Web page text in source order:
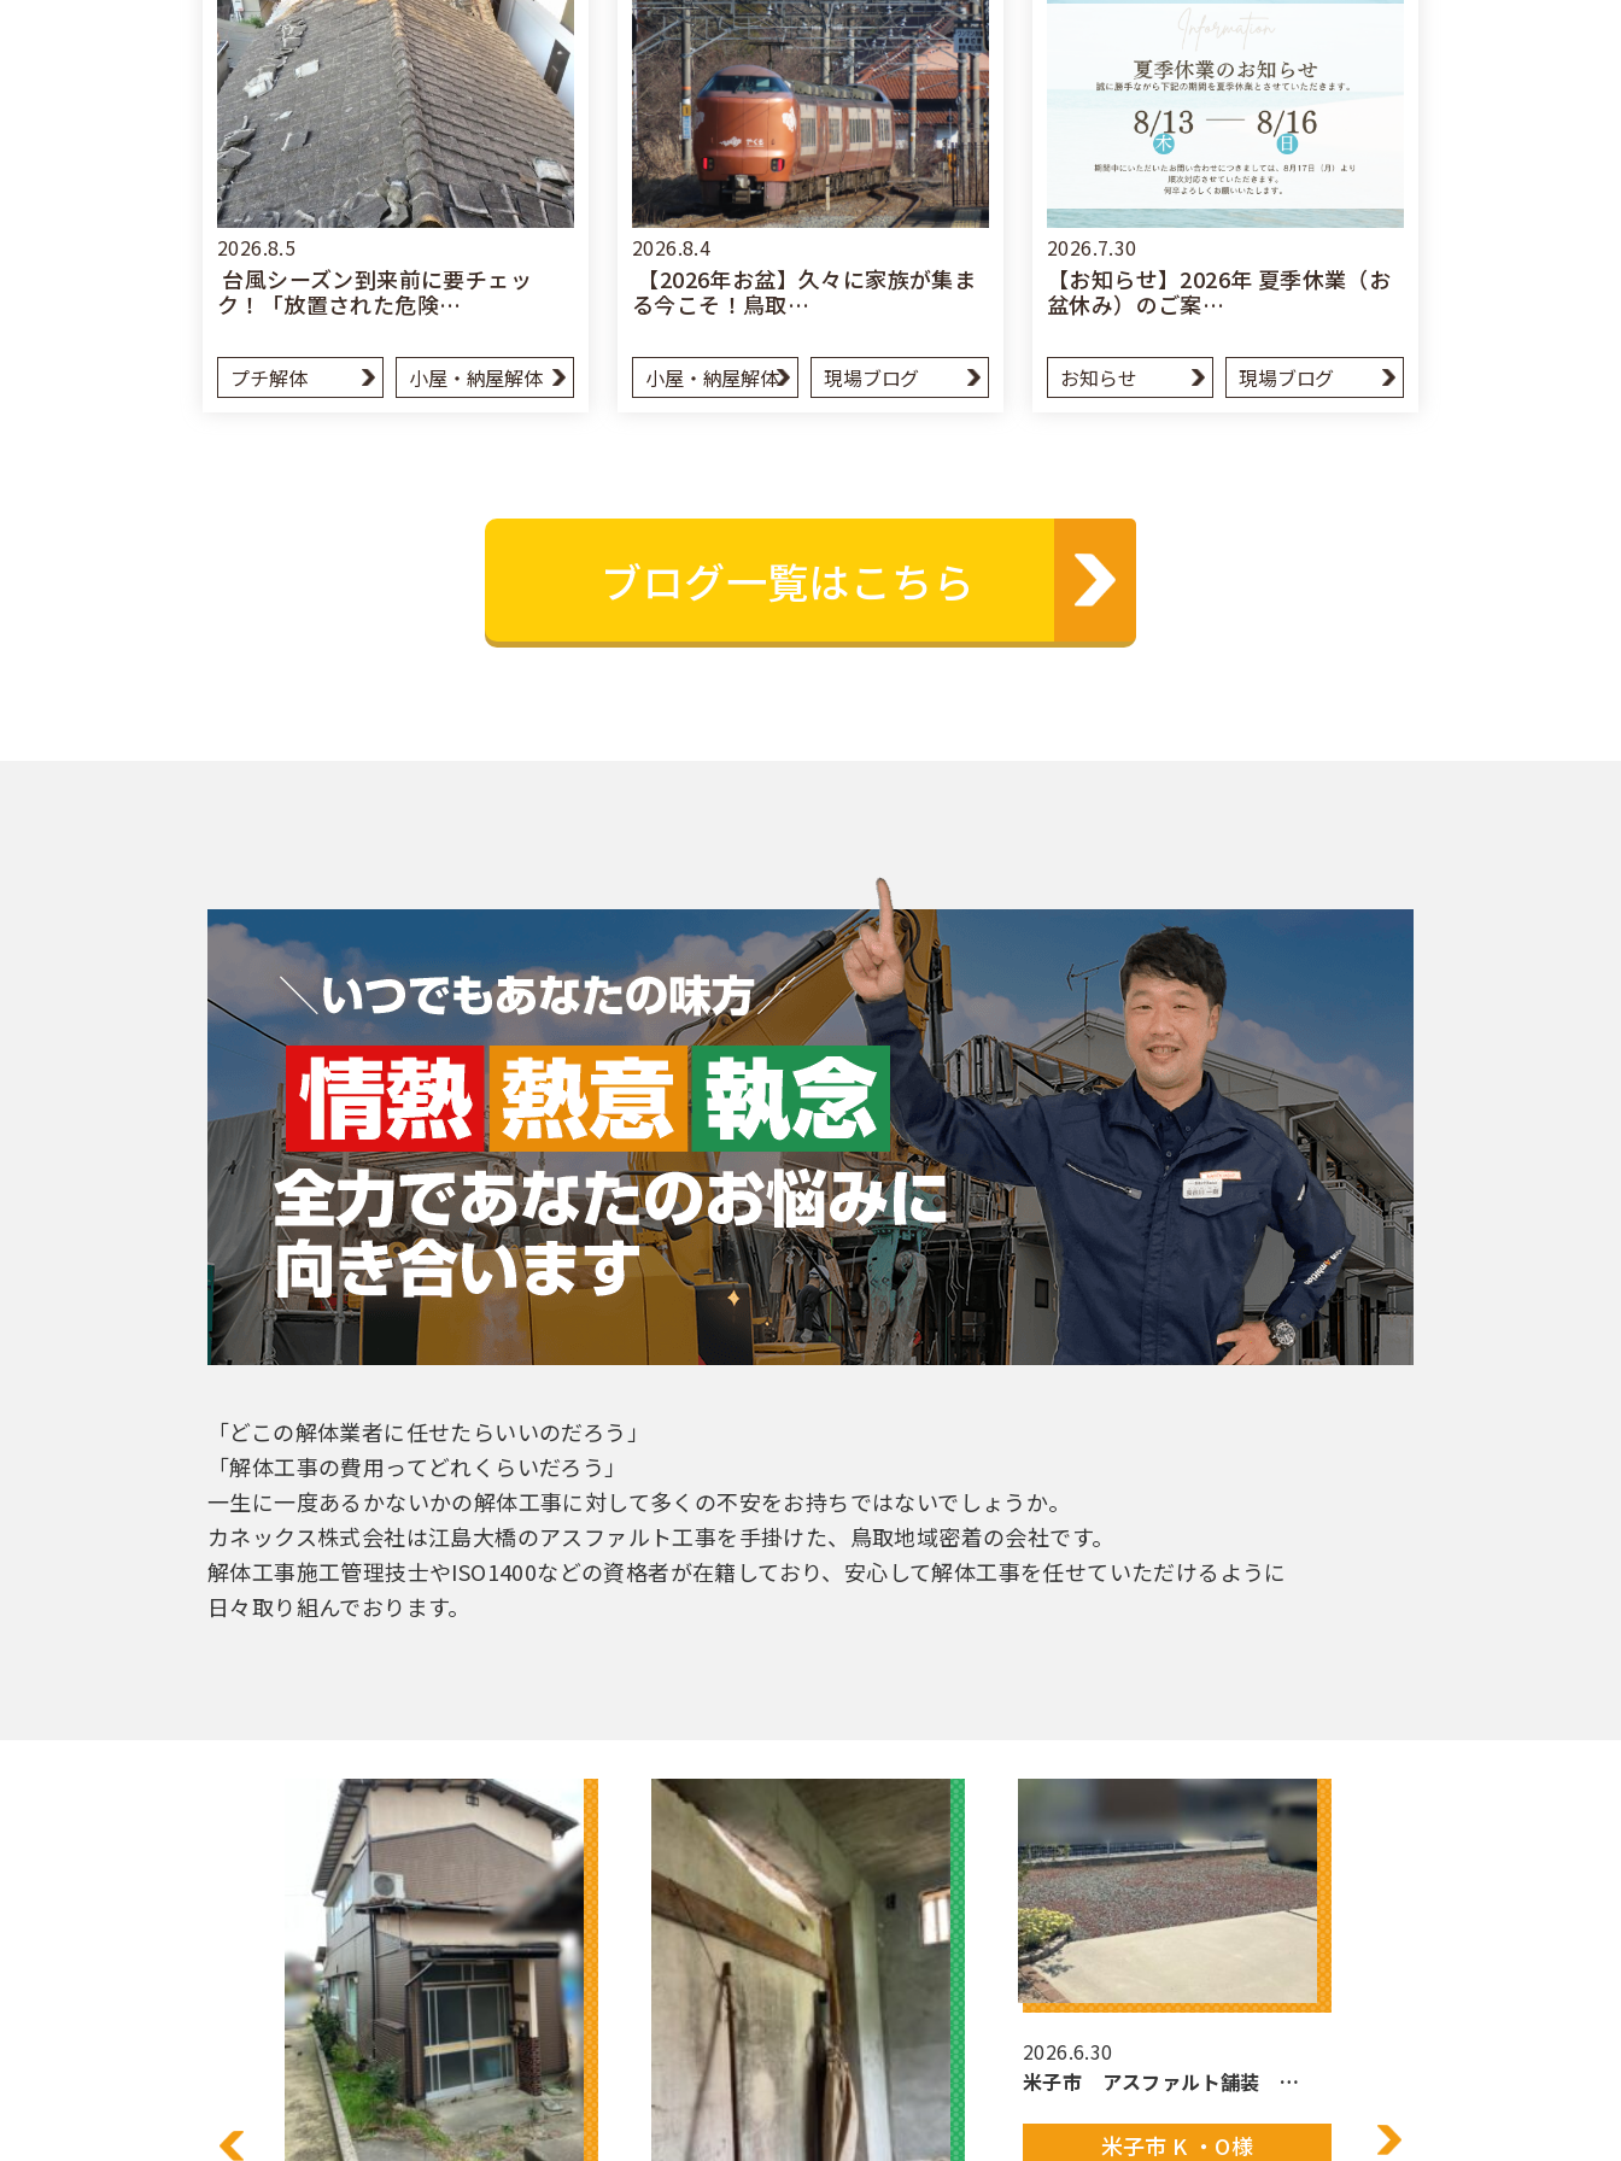
2026.8.5
台風シーズン到来前に要チェッ
ク！「放置された危険…
プチ解体 小屋・納屋解体
2026.8.4
【2026年お盆】久々に家族が集ま
る今こそ！鳥取…
小屋・納屋解体 現場ブログ
2026.7.30
【お知らせ】2026年 夏季休業（お
盆休み）のご案…
お知らせ 現場ブログ
ブログ一覧はこちら
「どこの解体業者に任せたらいいのだろう」
「解体工事の費用ってどれくらいだろう」
一生に一度あるかないかの解体工事に対して多くの不安をお持ちではないでしょうか。
カネックス株式会社は江島大橋のアスファルト工事を手掛けた、鳥取地域密着の会社です。
解体工事施工管理技士やISO1400などの資格者が在籍しており、安心して解体工事を任せていただけるように
日々取り組んでおります。
2026.6.30
米子市 アスファルト舗装 …
米子市 K ・O様